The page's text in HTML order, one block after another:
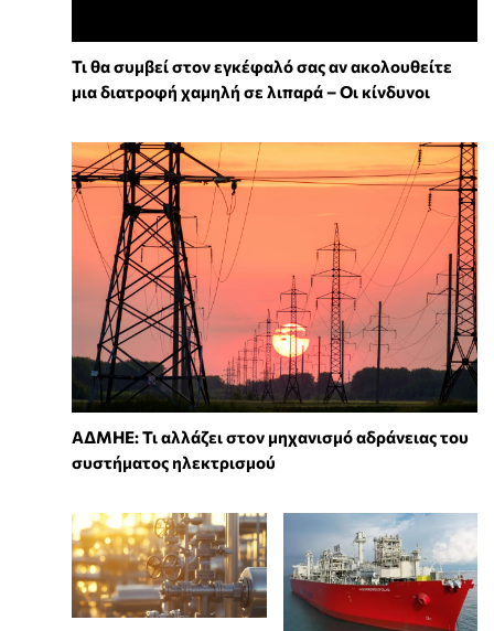
Τι θα συμβεί στον εγκέφαλό σας αν ακολουθείτε
μια διατροφή χαμηλή σε λιπαρά – Οι κίνδυνοι
ΑΔΜΗΕ: Τι αλλάζει στον μηχανισμό αδράνειας του
συστήματος ηλεκτρισμού